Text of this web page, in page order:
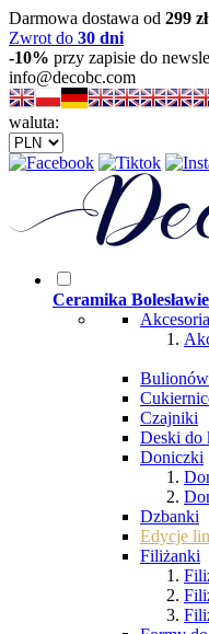
Darmowa dostawa od 299 zł
Zwrot do 30 dni
-10% przy zapisie do
info@decobc.com
waluta:
Ceramika
Akcesoria
Czajniki
Deski do
Doniczki
Dzbanki
Edycje
Filiżanki